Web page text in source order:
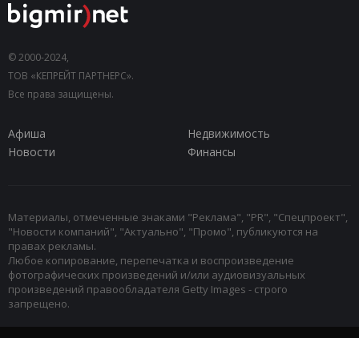
© 2000-2024,
ТОВ «КЕПРЕЙТ ПАРТНЕРС».
Все права защищены.
Афиша
Недвижимость
Новости
Финансы
Материалы, отмеченные знаками "Реклама", "PR", "Спецпроект",
"Новости компаний", "Актуально", "Промо", публикуются на
правах рекламы.
Любое копирование, перепечатка и воспроизведение
фотографических произведений и/или аудиовизуальных
произведений правообладателя Getty Images - строго
запрещено.